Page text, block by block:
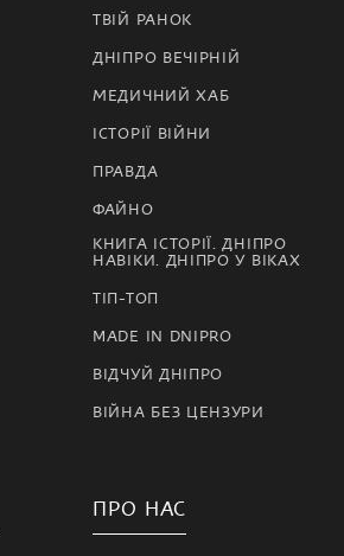
ТВІЙ РАНОК
ДНІПРО ВЕЧІРНІЙ
МЕДИЧНИЙ ХАБ
ІСТОРІЇ ВІЙНИ
ПРАВДА
ФАЙНО
КНИГА ІСТОРІЇ. ДНІПРО
НАВІКИ. ДНІПРО У ВІКАХ
ТІП-ТОП
MADE IN DNIPRO
ВІДЧУЙ ДНІПРО
ВІЙНА БЕЗ ЦЕНЗУРИ
ПРО НАС